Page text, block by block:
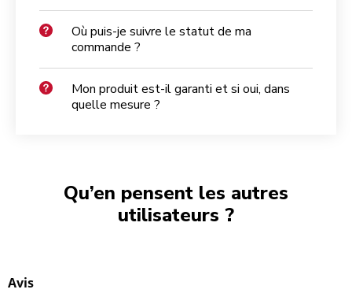
Où puis-je suivre le statut de ma
commande ?
Mon produit est-il garanti et si oui, dans
quelle mesure ?
Qu’en pensent les autres
utilisateurs ?